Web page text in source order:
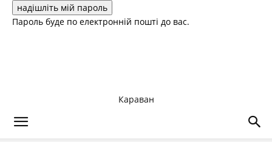
Пароль буде по електронній пошті до вас.
Караван